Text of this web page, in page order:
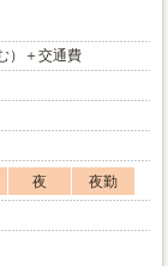
）＋交通費
夜
夜勤